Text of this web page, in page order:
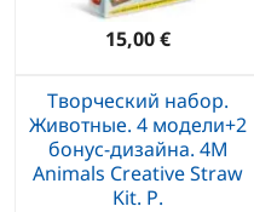
15,00 €
Творческий набор.
Животные. 4 модели+2
бонус-дизайна. 4M
Animals Creative Straw
Kit. Р.